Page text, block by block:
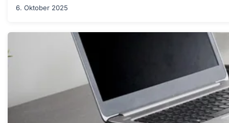
6. Oktober 2025